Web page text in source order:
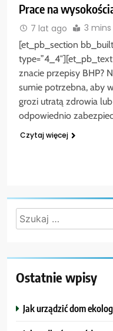
Prace na
7 lat ago 3 mins
[et_pb_section
znacie przepisy BHP?
sumie potrzebna, aby
grozi utratą zdrowia
odpowiednio
Czytaj więcej
Szukaj:
Ostatnie wpisy
Jak urządzić dom